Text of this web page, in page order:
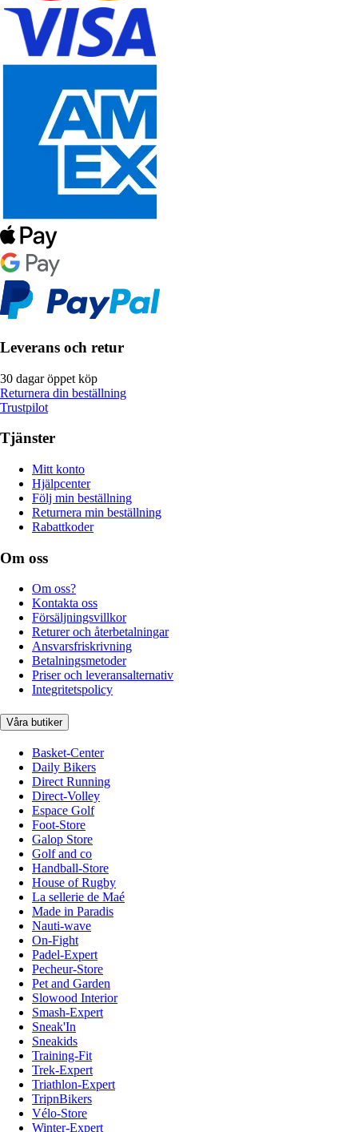
Leverans och retur
30 dagar öppet köp
Returnera din beställning
Trustpilot
Tjänster
Mitt konto
Hjälpcenter
Följ min beställning
Returnera min beställning
Rabattkoder
Om oss
Om oss?
Kontakta oss
Försäljningsvillkor
Returer och återbetalningar
Ansvarsfriskrivning
Betalningsmetoder
Priser och leveransalternativ
Integritetspolicy
Våra butiker
Basket-Center
Daily Bikers
Direct Running
Direct-Volley
Espace Golf
Foot-Store
Galop Store
Golf and co
Handball-Store
House of Rugby
La sellerie de Maé
Made in Paradis
Nauti-wave
On-Fight
Padel-Expert
Pecheur-Store
Pet and Garden
Slowood Interior
Smash-Expert
Sneak'In
Sneakids
Training-Fit
Trek-Expert
Triathlon-Expert
TripnBikers
Vélo-Store
Winter-Expert